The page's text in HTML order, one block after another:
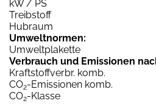
kW / PS
Treibstoff
Hubraum
Umweltnormen:
Umweltplakette
Verbrauch und Emissionen
Kraftstoffverbr. komb.
CO2-Emissionen komb.
CO2-Klasse